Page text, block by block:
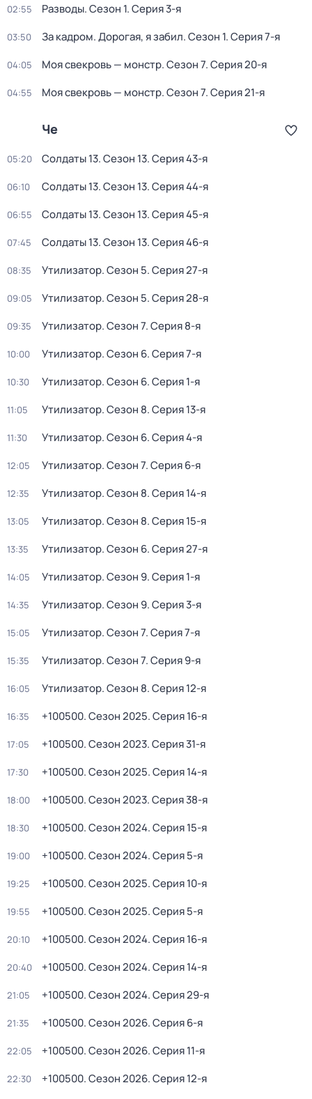
02:55 Разводы. Сезон 1. Серия 3-я
03:50 За кадром. Дорогая, я забил. Сезон 1. Серия 7-я
04:05 Моя свекровь — монстр. Сезон 7. Серия 20-я
04:55 Моя свекровь — монстр. Сезон 7. Серия 21-я
Че
05:20 Солдаты 13. Сезон 13. Серия 43-я
06:10 Солдаты 13. Сезон 13. Серия 44-я
06:55 Солдаты 13. Сезон 13. Серия 45-я
07:45 Солдаты 13. Сезон 13. Серия 46-я
08:35 Утилизатор. Сезон 5. Серия 27-я
09:05 Утилизатор. Сезон 5. Серия 28-я
09:35 Утилизатор. Сезон 7. Серия 8-я
10:00 Утилизатор. Сезон 6. Серия 7-я
10:30 Утилизатор. Сезон 6. Серия 1-я
11:05 Утилизатор. Сезон 8. Серия 13-я
11:30 Утилизатор. Сезон 6. Серия 4-я
12:05 Утилизатор. Сезон 7. Серия 6-я
12:35 Утилизатор. Сезон 8. Серия 14-я
13:05 Утилизатор. Сезон 8. Серия 15-я
13:35 Утилизатор. Сезон 6. Серия 27-я
14:05 Утилизатор. Сезон 9. Серия 1-я
14:35 Утилизатор. Сезон 9. Серия 3-я
15:05 Утилизатор. Сезон 7. Серия 7-я
15:35 Утилизатор. Сезон 7. Серия 9-я
16:05 Утилизатор. Сезон 8. Серия 12-я
16:35 +100500. Сезон 2025. Серия 16-я
17:05 +100500. Сезон 2023. Серия 31-я
17:30 +100500. Сезон 2025. Серия 14-я
18:00 +100500. Сезон 2023. Серия 38-я
18:30 +100500. Сезон 2024. Серия 15-я
19:00 +100500. Сезон 2024. Серия 5-я
19:25 +100500. Сезон 2025. Серия 10-я
19:55 +100500. Сезон 2025. Серия 5-я
20:10 +100500. Сезон 2024. Серия 16-я
20:40 +100500. Сезон 2024. Серия 14-я
21:05 +100500. Сезон 2024. Серия 29-я
21:35 +100500. Сезон 2026. Серия 6-я
22:05 +100500. Сезон 2026. Серия 11-я
22:30 +100500. Сезон 2026. Серия 12-я